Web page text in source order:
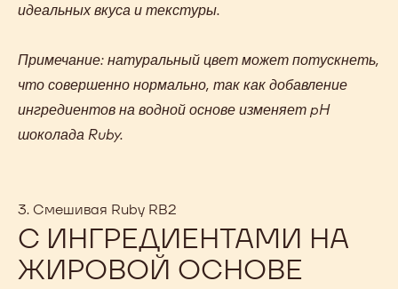
идеальных вкуса и текстуры.
Примечание: натуральный цвет может потускнеть,
что совершенно нормально, так как добавление
ингредиентов на водной основе изменяет pH
шоколада Ruby.
3. Смешивая Ruby RB2
С ИНГРЕДИЕНТАМИ НА
ЖИРОВОЙ ОСНОВЕ